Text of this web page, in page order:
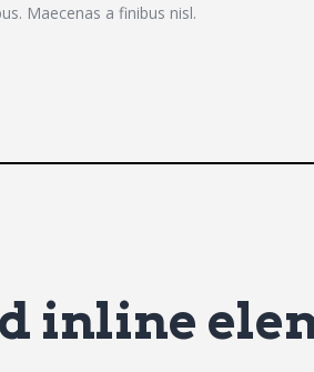
Maecenas a finibus nisl.
inline